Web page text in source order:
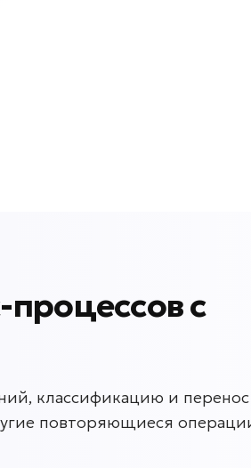
процессов с
классификацию и перенос
повторяющиеся